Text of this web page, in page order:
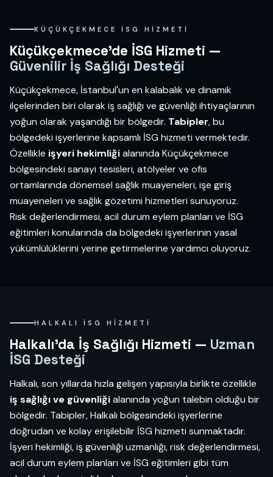
KÜÇÜKÇEKMECE İSG HIZMETI
Küçükçekmece'de İSG Hizmeti —
Güvenilir İş Sağlığı Desteği
Küçükçekmece, İstanbul'un en kalabalık ve dinamik
ilçelerinden biri olarak iş sağlığı ve güvenliği ihtiyaçlarının
yoğun olarak yaşandığı bir bölgedir. Tabipler, bu
bölgedeki işyerlerine kapsamlı İSG hizmeti vermektedir.
Özellikle işyeri hekimliğialanında Küçükçekmece
bölgesindeki sanayi tesisleri, atölyeler ve ofis
ortamlarında dönemsel sağlık muayeneleri, işe giriş
muayeneleri ve sağlık gözetimi hizmetleri sunuyoruz.
Risk değerlendirmesi, acil durum eylem planları ve İSG
eğitimleri konularında da bölgedeki işyerlerinin yasal
yükümlülüklerini yerine getirmelerine yardımcı oluyoruz.
HALKALI İSG HIZMETI
Halkalı'da İş Sağlığı Hizmeti — Uzman
İSG Desteği
Halkalı, son yıllarda hızla gelişen yapısıyla birlikte özellikle
iş sağlığı ve güvenliğialanında yoğun talebin olduğu bir
bölgedir. Tabipler, Halkalı bölgesindeki işyerlerine
doğrudan ve kolay erişilebilir İSG hizmeti sunmaktadır.
İşyeri hekimliği, iş güvenliği uzmanlığı, risk değerlendirmesi,
acil durum eylem planları ve İSG eğitimleri gibi tüm